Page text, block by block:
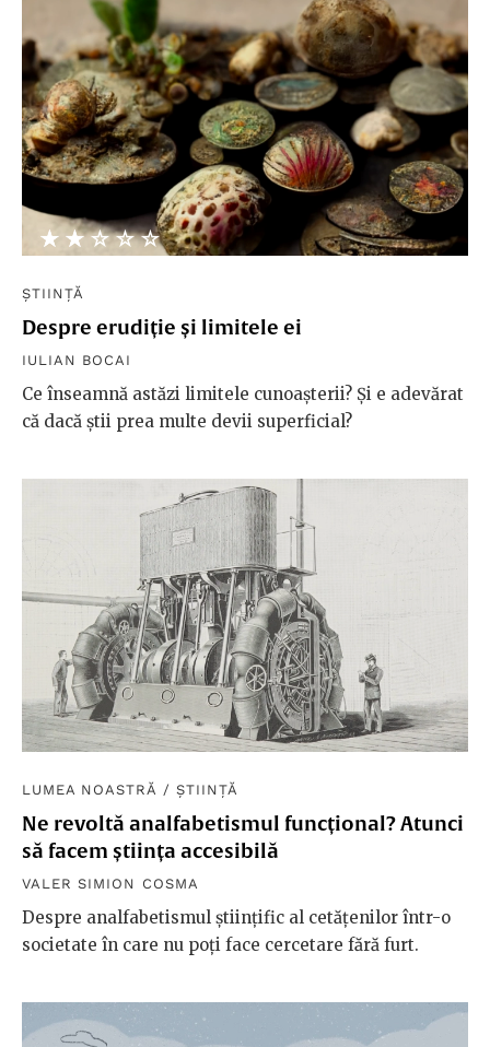
★★★★★
☆☆☆☆☆
ȘTIINȚĂ
Despre erudiție și limitele ei
IULIAN BOCAI
Ce înseamnă astăzi limitele cunoașterii? Și e adevărat
că dacă știi prea multe devii superficial?
LUMEA NOASTRĂ / ȘTIINȚĂ
Ne revoltă analfabetismul funcțional? Atunci
să facem știința accesibilă
VALER SIMION COSMA
Despre analfabetismul științific al cetățenilor într-o
societate în care nu poți face cercetare fără furt.